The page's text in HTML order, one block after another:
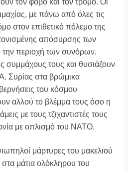
με πάνω από όλες τις
στον επιθετικό πόλεμο της
απόσυρσης των
περιοχή των συνόρων.
συμμάχους τους και θυσιάζουν
Συρίας στα βρώμικα
του κόσμου
αλλού το βλέμμα τους όσο η
με τους τζιχαντιστές τους
με οπλισμό του ΝΑΤΟ.
μάρτυρες του μακελιού
μάτια ολόκληρου του